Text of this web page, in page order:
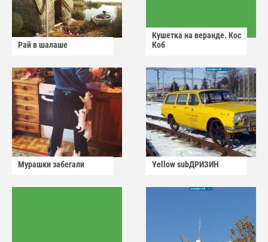
Рай в шалаше
Кушетка на веранде. Кос
Коб
Мурашки забегали Yellow subДРИЗИН